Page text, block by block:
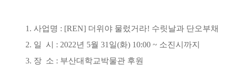
1. 사업명 : [REN] 더위야 물렀거라! 수릿날과 단오부채
2. 일 시 : 2022년 5월 31일(화) 10:00 ~ 소진시까지
3. 장 소 : 부산대학교박물관 후원